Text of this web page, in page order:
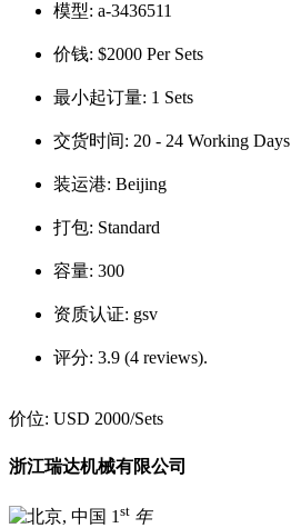
模型: a-3436511
价钱: $2000 Per Sets
最小起订量: 1 Sets
交货时间: 20 - 24 Working Days
装运港: Beijing
打包: Standard
容量: 300
资质认证: gsv
评分: 3.9 (4 reviews).
价位: USD 2000/Sets
浙江瑞达机械有限公司
1 st 年